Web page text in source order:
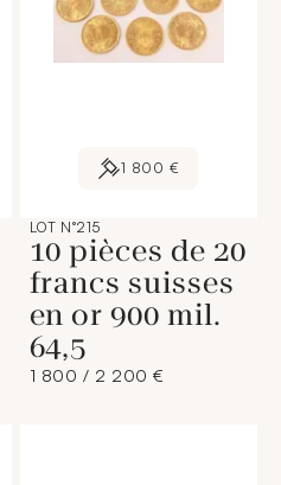
1 800 €
LOT N°215
10 pièces de 20
francs suisses
en or 900 mil.
64,5
1 800 / 2 200 €